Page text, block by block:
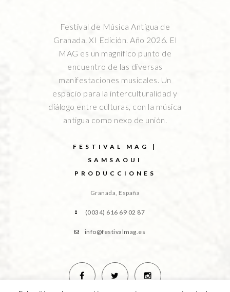
Festival de Música Antigua de
Granada. XI Edición. Año 2026. El
MAG es un magnífico punto de
encuentro de las diversas
manifestaciones musicales. Un
espacio para la interculturalidad y
diálogo entre culturas, con la música
antigua como nexo de unión.
FESTIVAL MAG |
SAMSAOUI
PRODUCCIONES
Granada, España
(0034) 616 69 02 87
info@festivalmag.es